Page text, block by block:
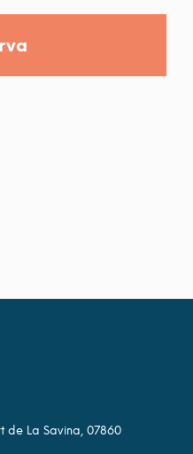
de La Savina, 07860